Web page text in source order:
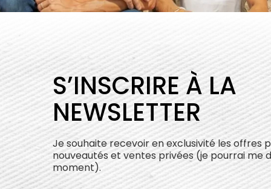
S’INSCRIRE À LA
NEWSLETTER
Je souhaite recevoir en exclusivité les offres
nouveautés et ventes privées (je pourrai me
moment).